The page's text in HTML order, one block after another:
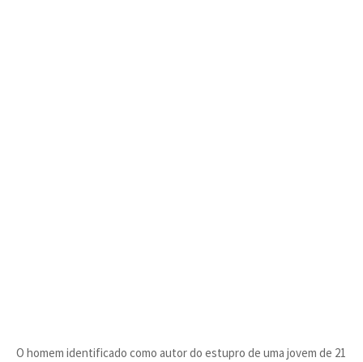
O homem identificado como autor do estupro de uma jovem de 21